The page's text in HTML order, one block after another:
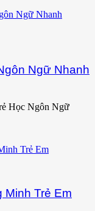
Ngữ Nhanh
Học Ngôn Ngữ
Trẻ Em